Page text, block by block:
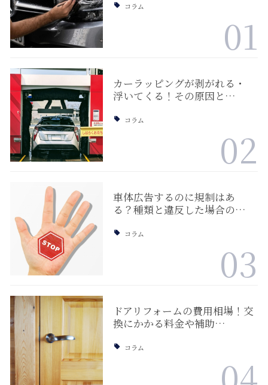
コラム
01
カーラッピングが剥がれる・
浮いてくる！その原因と…
コラム
02
車体広告するのに規制はあ
る？種類と違反した場合の…
コラム
03
ドアリフォームの費用相場！交
換にかかる料金や補助…
コラム